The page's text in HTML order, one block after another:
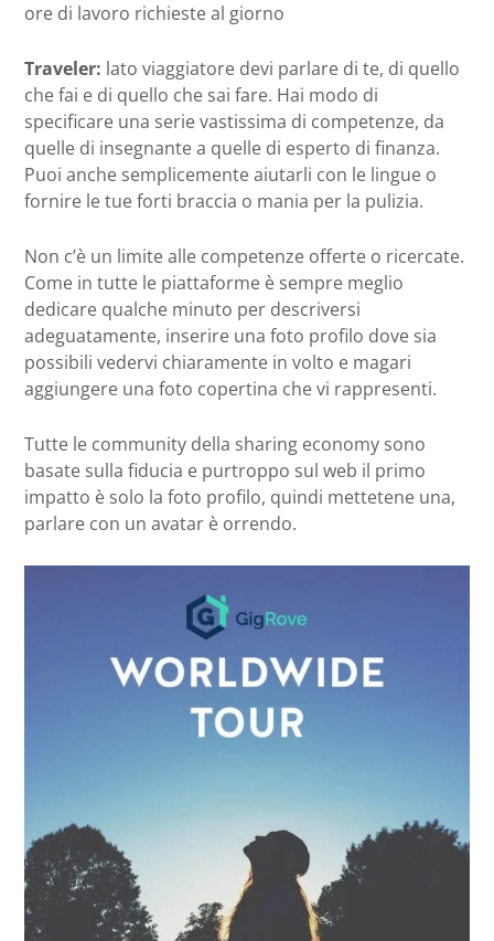
ore di lavoro richieste al giorno
Traveler: lato viaggiatore devi parlare di te, di quello
che fai e di quello che sai fare. Hai modo di
specificare una serie vastissima di competenze, da
quelle di insegnante a quelle di esperto di finanza.
Puoi anche semplicemente aiutarli con le lingue o
fornire le tue forti braccia o mania per la pulizia.
Non c’è un limite alle competenze offerte o ricercate.
Come in tutte le piattaforme è sempre meglio
dedicare qualche minuto per descriversi
adeguatamente, inserire una foto profilo dove sia
possibili vedervi chiaramente in volto e magari
aggiungere una foto copertina che vi rappresenti.
Tutte le community della sharing economy sono
basate sulla fiducia e purtroppo sul web il primo
impatto è solo la foto profilo, quindi mettetene una,
parlare con un avatar è orrendo.